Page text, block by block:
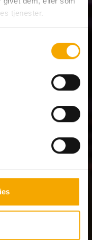
tjenester.
Club
fordele og